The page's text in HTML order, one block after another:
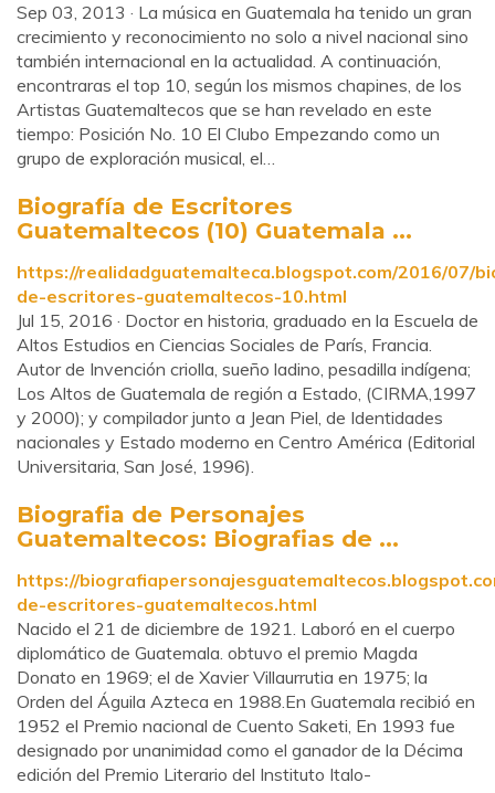
Sep 03, 2013 · La música en Guatemala ha tenido un gran
crecimiento y reconocimiento no solo a nivel nacional sino
también internacional en la actualidad. A continuación,
encontraras el top 10, según los mismos chapines, de los
Artistas Guatemaltecos que se han revelado en este
tiempo: Posición No. 10 El Clubo Empezando como un
grupo de exploración musical, el…
Biografía de Escritores
Guatemaltecos (10) Guatemala ...
https://realidadguatemalteca.blogspot.com/2016/07/
de-escritores-guatemaltecos-10.html
Jul 15, 2016 · Doctor en historia, graduado en la Escuela de
Altos Estudios en Ciencias Sociales de París, Francia.
Autor de Invención criolla, sueño ladino, pesadilla indígena;
Los Altos de Guatemala de región a Estado, (CIRMA,1997
y 2000); y compilador junto a Jean Piel, de Identidades
nacionales y Estado moderno en Centro América (Editorial
Universitaria, San José, 1996).
Biografia de Personajes
Guatemaltecos: Biografias de ...
https://
de-escritores-guatemaltecos.html
Nacido el 21 de diciembre de 1921. Laboró en el cuerpo
diplomático de Guatemala. obtuvo el premio Magda
Donato en 1969; el de Xavier Villaurrutia en 1975; la
Orden del Águila Azteca en 1988.En Guatemala recibió en
1952 el Premio nacional de Cuento Saketi, En 1993 fue
designado por unanimidad como el ganador de la Décima
edición del Premio Literario del Instituto Italo-